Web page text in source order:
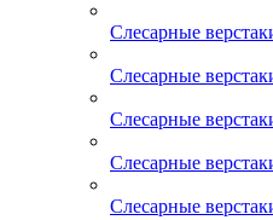
Слесарные
Слесарные
Слесарные
Слесарные
Слесарные